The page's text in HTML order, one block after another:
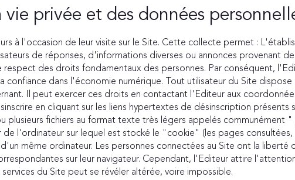
privée et des données
à l'occasion de leur visite sur le Site. Cette collecte permet :
de réponses, d'informations diverses ou annonces provenant
des droits fondamentaux des personnes. Par conséquent,
confiance dans l'économie numérique. Tout utilisateur du Site
Il peut exercer ces droits en contactant l'Editeur aux
en cliquant sur les liens hypertextes de désinscription présents
plusieurs fichiers au format texte très légers appelés communément
l'ordinateur sur lequel est stocké le "cookie" (les pages
même ordinateur. Les personnes connectées au Site ont la
sur leur navigateur. Cependant, l'Editeur attire
du Site peut se révéler altérée, voire impossible.